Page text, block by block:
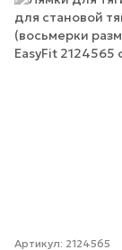
Артикул: 2124565